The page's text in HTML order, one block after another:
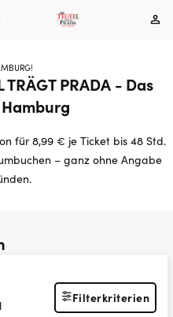
TRÄGT PRADA - Das
für 8,99 € je Ticket bis 48 Std.
– ganz ohne Angabe
Filterkriterien